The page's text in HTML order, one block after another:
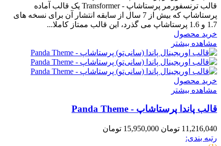
قالب ترنسفورمر پرستاشاپ - Transformer یک قالب آماده
پرستاشاپ که بیش از 7 سال از سابقه انتشار آن برای نسخه های
1.7 و 1.6 پرستاشاپ می گذرد، این قالب ممتاز کاملا...
خرید محصول
مشاهده بیشتر
خرید محصول
مشاهده بیشتر
قالب پاندا پرستاشاپ - Panda Theme
11,216,040 تومان
15,950,000 تومان
رتبه بندی: